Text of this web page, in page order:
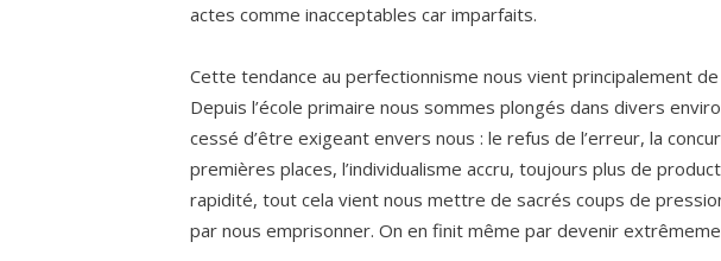
actes comme inacceptables car imparfaits.
Cette tendance au perfectionnisme nous vient principalement
Depuis l’école primaire nous sommes plongés dans divers
cessé d’être exigeant envers nous : le refus de l’erreur, la
premières places, l’individualisme accru, toujours plus de
rapidité, tout cela vient nous mettre de sacrés coups de
par nous emprisonner. On en finit même par devenir